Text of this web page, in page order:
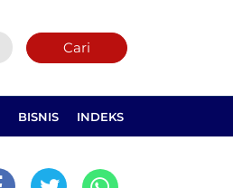
Cari
BISNIS INDEKS